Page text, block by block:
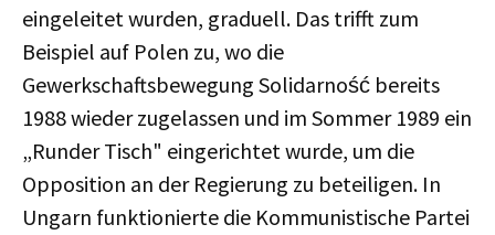
eingeleitet wurden, graduell. Das trifft zum
Beispiel auf Polen zu, wo die
Gewerkschaftsbewegung Solidarność bereits
1988 wieder zugelassen und im Sommer 1989 ein
„Runder Tisch" eingerichtet wurde, um die
Opposition an der Regierung zu beteiligen. In
Ungarn funktionierte die Kommunistische Partei